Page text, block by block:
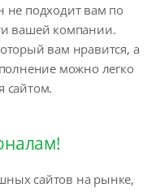
не подходит вам по
вашей компании.
вам нравится, а
можно легко
сайтом.
сайтов на рынке,